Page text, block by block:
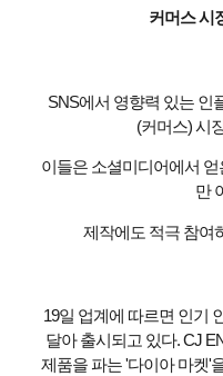
커머스 시
SNS에서 영향력 있는 인
(커머스) 시
이들은 소셜미디어에서
만
제작에도 적극 참여
19일 업계에 따르면 인기
달아 출시되고 있다. CJ
제품을 파는 '다이아 마켓'